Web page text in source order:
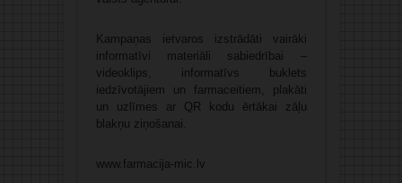
Kampaņas ietvaros izstrādāti vairāki
informatīvi materiāli sabiedrībai –
videoklips, informatīvs buklets
iedzīvotājiem un farmaceitiem, plakāti
un uzlīmes ar QR kodu ērtākai zāļu
blakņu ziņošanai.
www.farmacija-mic.lv